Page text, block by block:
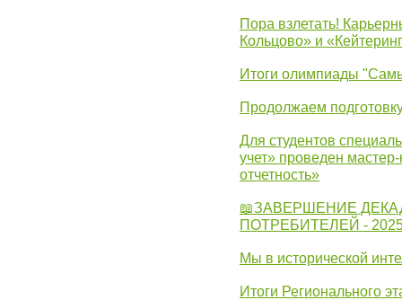
Пора взлетать!
Кольцово» и
Итоги олимпиады
Продолжаем
Для студентов
учет» проведен
отчетность»
📖ЗАВЕРШЕНИЕ
ПОТРЕБИТЕЛЕЙ -
Мы в исторической
Итоги Регионального